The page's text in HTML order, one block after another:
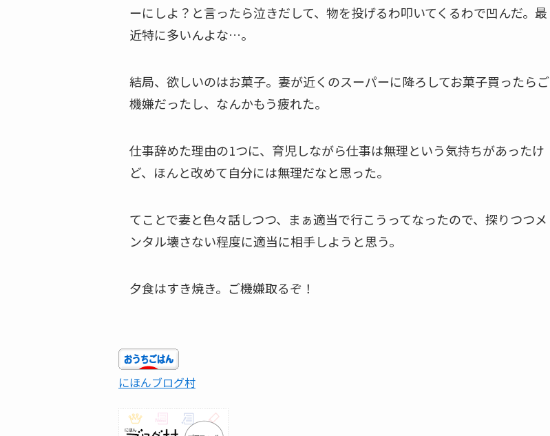
ーにしよ？と言ったら泣きだして、物を投げるわ叩いてくるわで凹んだ。最
近特に多いんよな…。
結局、欲しいのはお菓子。妻が近くのスーパーに降ろしてお菓子買ったらご
機嫌だったし、なんかもう疲れた。
仕事辞めた理由の1つに、育児しながら仕事は無理という気持ちがあったけ
ど、ほんと改めて自分には無理だなと思った。
てことで妻と色々話しつつ、まぁ適当で行こうってなったので、探りつつメ
ンタル壊さない程度に適当に相手しようと思う。
夕食はすき焼き。ご機嫌取るぞ！
にほんブログ村